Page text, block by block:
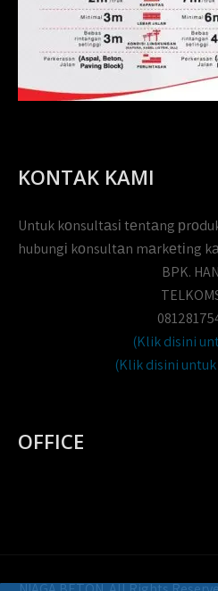
KONTAK KAMI
Untuk kоnsultаsі tеntаng
hubungі kоnsultаn mаrkеtіng
BPK.
(Klik disini
(Klik disini
OFFICE